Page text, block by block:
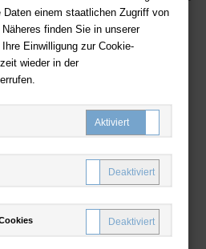
Daten einem staatlichen Zugriff von
finden Sie in unserer
Einwilligung zur Cookie-
wieder in der